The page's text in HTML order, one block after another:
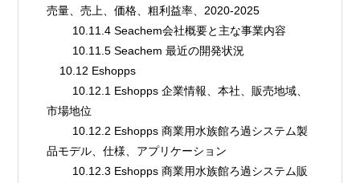
売量、売上、価格、粗利益率、2020-2025
        10.11.4 Seachem会社概要と主な事業内容
        10.11.5 Seachem 最近の開発状況
    10.12 Eshopps
市場地位
品モデル、仕様、アプリケーション